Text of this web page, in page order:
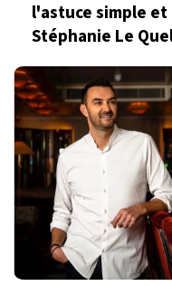
l'astuce simple
Stéphanie Le